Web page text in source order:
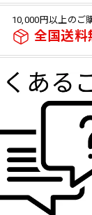
10,000円以上のご
全国送料